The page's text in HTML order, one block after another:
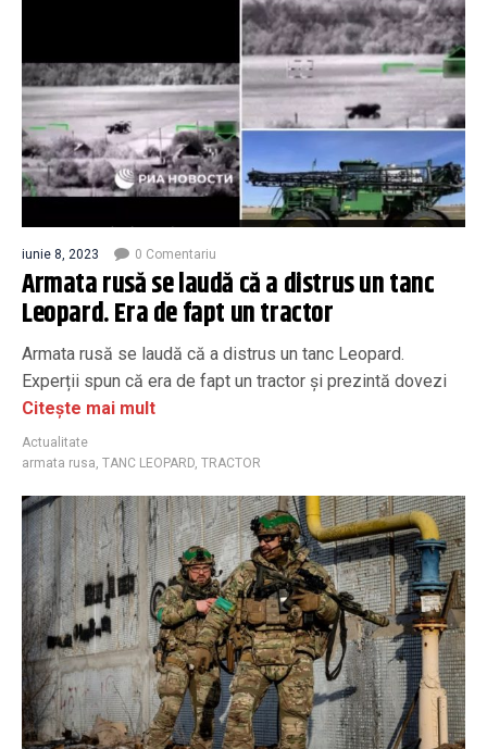
iunie 8, 2023 0 Comentariu
Armata rusă se laudă că a distrus un tanc
Leopard. Era de fapt un tractor
Armata rusă se laudă că a distrus un tanc Leopard.
Experții spun că era de fapt un tractor și prezintă dovezi
Citește mai mult
Actualitate
armata rusa TANC LEOPARD TRACTOR